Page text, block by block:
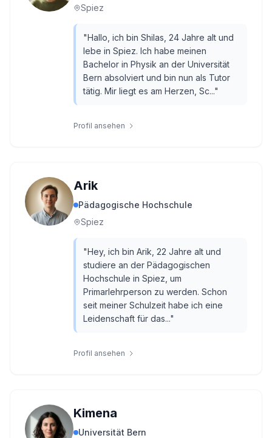
Spiez
"Hallo, ich bin Shilas, 24 Jahre alt und
lebe in Spiez. Ich habe meinen
Bachelor in Physik an der Universität
Bern absolviert und bin nun als Tutor
tätig. Mir liegt es am Herzen, Sc..."
Profil ansehen
Arik
Pädagogische Hochschule
Spiez
"Hey, ich bin Arik, 22 Jahre alt und
studiere an der Pädagogischen
Hochschule in Spiez, um
Primarlehrperson zu werden. Schon
seit meiner Schulzeit habe ich eine
Leidenschaft für das..."
Profil ansehen
Kimena
Universität Bern